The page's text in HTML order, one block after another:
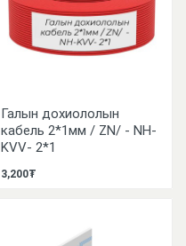
Галын дохиололын
кабель 2*1мм / ZN/ - NH-
KVV- 2*1
3,200₮